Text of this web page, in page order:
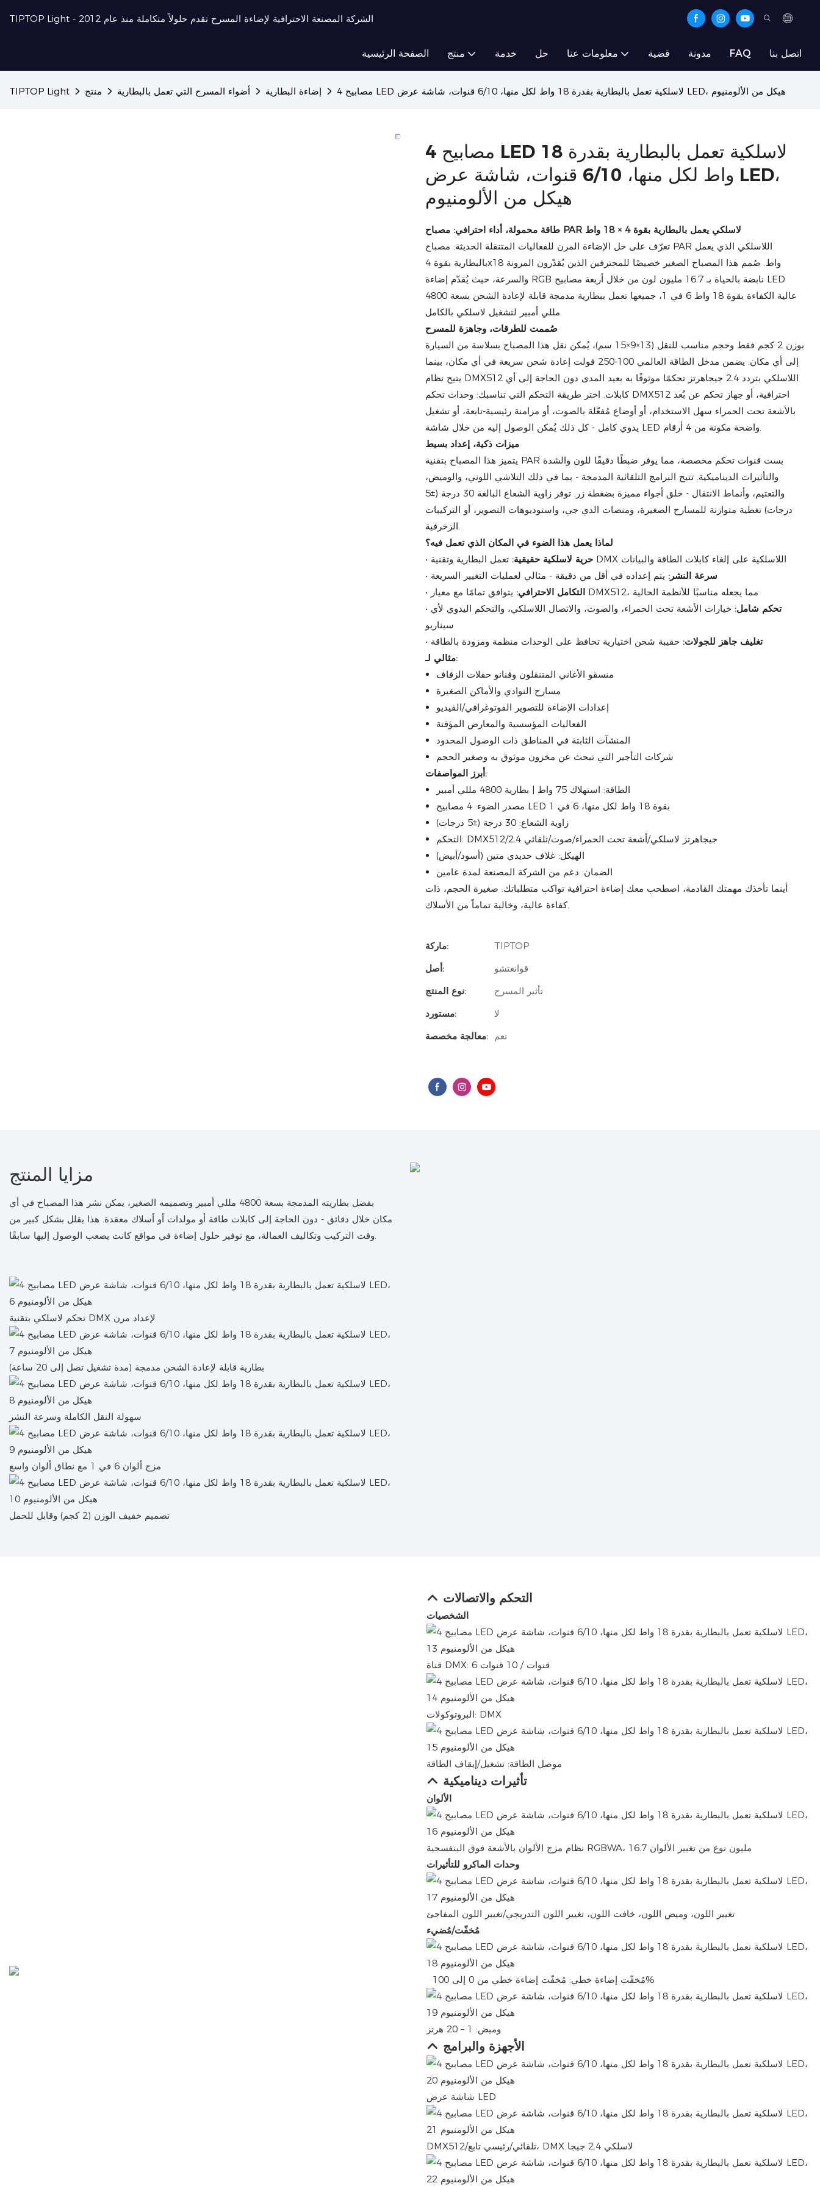
TIPTOP Light - الشركة المصنعة الاحترافية لإضاءة المسرح تقدم حلولاً متكاملة منذ عام 2012
الصفحة الرئيسية منتج خدمة حل معلومات عنا قضية مدونة FAQ اتصل بنا
TIPTOP Light منتج أضواء المسرح التي تعمل بالبطارية إضاءة البطارية 4 مصابيح LED لاسلكية تعمل بالبطارية بقدرة 18 واط لكل منها، 6/10 قنوات، شاشة عرض LED، هيكل من الألومنيوم
4 مصابيح LED لاسلكية تعمل بالبطارية بقدرة 18
واط لكل منها، 6/10 قنوات، شاشة عرض LED،
هيكل من الألومنيوم
طاقة محمولة، أداء احترافي: مصباح PAR لاسلكي يعمل بالبطارية بقوة 4 × 18 واط
تعرّف على حل الإضاءة المرن للفعاليات المتنقلة الحديثة: مصباح PAR اللاسلكي الذي يعمل
بالبطارية بقوة 4x18 واط. صُمم هذا المصباح الصغير خصيصًا للمحترفين الذين يُقدّرون المرونة
والسرعة، حيث يُقدّم إضاءة RGB نابضة بالحياة بـ 16.7 مليون لون من خلال أربعة مصابيح LED
عالية الكفاءة بقوة 18 واط 6 في 1، جميعها تعمل ببطارية مدمجة قابلة لإعادة الشحن بسعة 4800
مللي أمبير لتشغيل لاسلكي بالكامل.
صُممت للطرقات، وجاهزة للمسرح
بوزن 2 كجم فقط وحجم مناسب للنقل (13×9×15 سم)، يُمكن نقل هذا المصباح بسلاسة من السيارة
إلى أي مكان. يضمن مدخل الطاقة العالمي 100-250 فولت إعادة شحن سريعة في أي مكان، بينما
يتيح نظام DMX512 اللاسلكي بتردد 2.4 جيجاهرتز تحكمًا موثوقًا به بعيد المدى دون الحاجة إلى أي
كابلات. اختر طريقة التحكم التي تناسبك: وحدات تحكم DMX512 احترافية، أو جهاز تحكم عن بُعد
بالأشعة تحت الحمراء سهل الاستخدام، أو أوضاع مُفعّلة بالصوت، أو مزامنة رئيسية-تابعة، أو تشغيل
يدوي كامل - كل ذلك يُمكن الوصول إليه من خلال شاشة LED واضحة مكونة من 4 أرقام.
ميزات ذكية، إعداد بسيط
يتميز هذا المصباح بتقنية PAR بست قنوات تحكم مخصصة، مما يوفر ضبطًا دقيقًا للون والشدة
والتأثيرات الديناميكية. تتيح البرامج التلقائية المدمجة - بما في ذلك التلاشي اللوني، والوميض،
والتعتيم، وأنماط الانتقال - خلق أجواء مميزة بضغطة زر. توفر زاوية الشعاع البالغة 30 درجة (±5
درجات) تغطية متوازنة للمسارح الصغيرة، ومنصات الدي جي، واستوديوهات التصوير، أو التركيبات
الزخرفية.
لماذا يعمل هذا الضوء في المكان الذي تعمل فيه؟
•
حرية لاسلكية حقيقية:
تعمل البطارية وتقنية DMX اللاسلكية على إلغاء كابلات الطاقة والبيانات
•
سرعة النشر: يتم إعداده في أقل من دقيقة - مثالي لعمليات التغيير السريعة
•
التكامل الاحترافي:
يتوافق تمامًا مع معيار DMX512، مما يجعله مناسبًا للأنظمة الحالية
•
تحكم شامل: خيارات الأشعة تحت الحمراء، والصوت، والاتصال اللاسلكي، والتحكم اليدوي لأي
سيناريو
•
تغليف جاهز للجولات: حقيبة شحن اختيارية تحافظ على الوحدات منظمة ومزودة بالطاقة
مثالي لـ:
منسقو الأغاني المتنقلون وفنانو حفلات الزفاف
مسارح النوادي والأماكن الصغيرة
إعدادات الإضاءة للتصوير الفوتوغرافي/الفيديو
الفعاليات المؤسسية والمعارض المؤقتة
المنشآت الثابتة في المناطق ذات الوصول المحدود
شركات التأجير التي تبحث عن مخزون موثوق به وصغير الحجم
أبرز المواصفات:
الطاقة: استهلاك 75 واط | بطارية 4800 مللي أمبير
مصدر الضوء: 4 مصابيح LED بقوة 18 واط لكل منها، 6 في 1
زاوية الشعاع: 30 درجة (±5 درجات)
التحكم: DMX512/2.4 جيجاهرتز لاسلكي/أشعة تحت الحمراء/صوت/تلقائي
الهيكل: غلاف حديدي متين (أسود/أبيض)
الضمان: دعم من الشركة المصنعة لمدة عامين
أينما تأخذك مهمتك القادمة، اصطحب معك إضاءة احترافية تواكب متطلباتك. صغيرة الحجم، ذات
كفاءة عالية، وخالية تماماً من الأسلاك.
ماركة:
TIPTOP
أصل:
قوانغتشو
نوع المنتج:
تأثير المسرح
مستورد:
لا
معالجة مخصصة: نعم
مزايا المنتج
بفضل بطاريته المدمجة بسعة 4800 مللي أمبير وتصميمه الصغير، يمكن نشر هذا المصباح في أي
مكان خلال دقائق - دون الحاجة إلى كابلات طاقة أو مولدات أو أسلاك معقدة. هذا يقلل بشكل كبير من
وقت التركيب وتكاليف العمالة، مع توفير حلول إضاءة في مواقع كانت يصعب الوصول إليها سابقًا.
تحكم لاسلكي بتقنية DMX لإعداد مرن
بطارية قابلة لإعادة الشحن مدمجة (مدة تشغيل تصل إلى 20 ساعة)
سهولة النقل الكاملة وسرعة النشر
مزج ألوان 6 في 1 مع نطاق ألوان واسع
تصميم خفيف الوزن (2 كجم) وقابل للحمل
التحكم والاتصالات
الشخصيات
قناة DMX: 6 قنوات / 10 قنوات
البروتوكولات: DMX
موصل الطاقة: تشغيل/إيقاف الطاقة
تأثيرات ديناميكية
الألوان
نظام مزج الألوان بالأشعة فوق البنفسجية RGBWA، 16.7 مليون نوع من تغيير الألوان
وحدات الماكرو للتأثيرات
تغيير اللون، وميض اللون، خافت اللون، تغيير اللون التدريجي/تغيير اللون المفاجئ
مُخفّت/مُضيء
مُخفّت إضاءة خطي: ​​مُخفّت إضاءة خطي من 0 إلى 100%
وميض: 1 – 20 هرتز
الأجهزة والبرامج
شاشة عرض LED
DMX512/تلقائي/رئيسي تابع، DMX لاسلكي 2.4 جيجا